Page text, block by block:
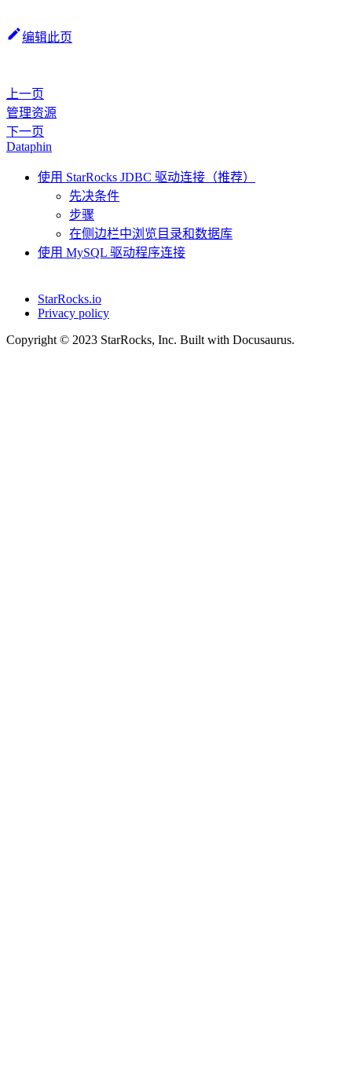
编辑此页
上一页
管理资源
下一页
Dataphin
使用 StarRocks JDBC 驱动连接（推荐）
先决条件
步骤
在侧边栏中浏览目录和数据库
使用 MySQL 驱动程序连接
StarRocks.io
Privacy policy
Copyright © 2023 StarRocks, Inc. Built with Docusaurus.